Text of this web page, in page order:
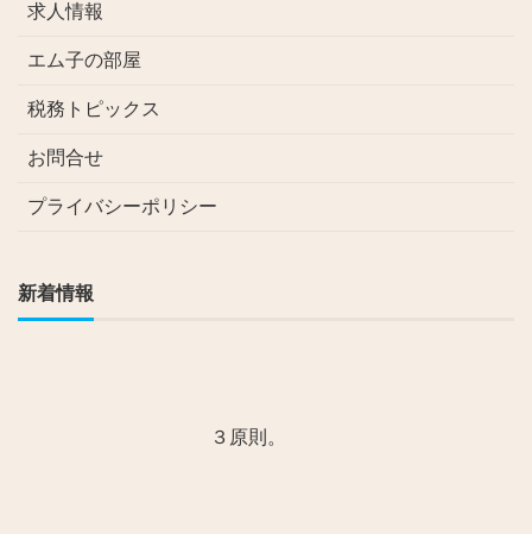
求人情報
エム子の部屋
税務トピックス
お問合せ
プライバシーポリシー
新着情報
３原則。